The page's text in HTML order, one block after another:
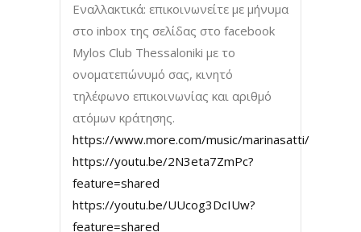
Εναλλακτικά: επικοινωνείτε με μήνυμα
στο inbox της σελίδας στο facebook
Mylos Club Thessaloniki με το
ονοματεπώνυμό σας, κινητό
τηλέφωνο επικοινωνίας και αριθμό
ατόμων κράτησης.
https://www.more.com/music/marinasatti/
https://youtu.be/2N3eta7ZmPc?
feature=shared
https://youtu.be/UUcog3DcIUw?
feature=shared